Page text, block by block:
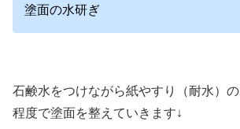
塗面の水研ぎ
石鹸水をつけながら紙やすり（耐水）
程度で塗面を整えていきます↓